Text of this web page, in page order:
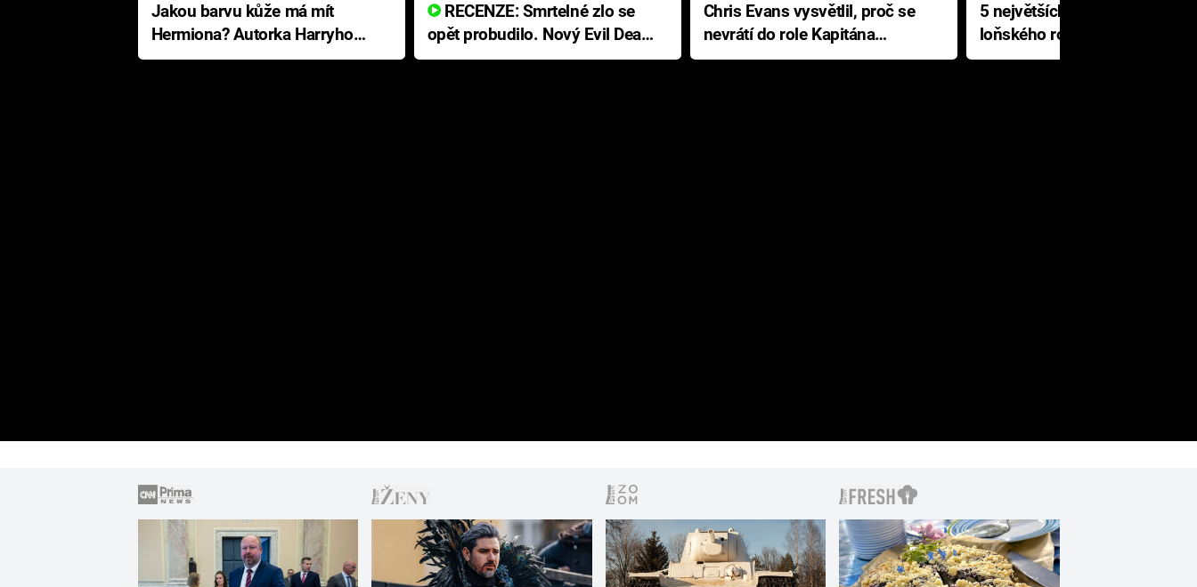
Jakou barvu kůže má mít
Hermiona? Autorka Harryho
Pottera přišla s ráznou
RECENZE: Smrtelné zlo se
opět probudilo. Nový Evil Dead
přichází s neodolatelnou
Chris Evans vysvětlil, proč se
nevrátí do role Kapitána
Ameriky
5 největších propadáků
loňského roku: Disney na
jediné katastrofě prodělal 200